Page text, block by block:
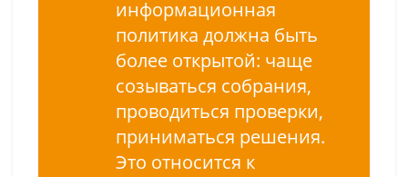
информационная
политика должна быть
более открытой: чаще
созываться собрания,
проводиться проверки,
приниматься решения.
Это относится к